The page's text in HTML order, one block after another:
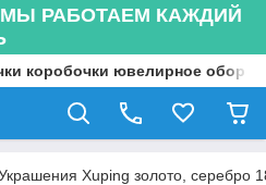
РАБОТАЕМ КАЖДИЙ
коробочки ювелирное
Xuping золото, серебро